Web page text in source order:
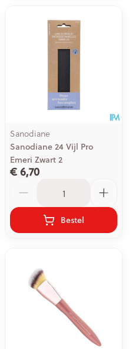
Sanodiane
Sanodiane 24 Vijl Pro
Emeri Zwart 2
€ 6,70
Bestel